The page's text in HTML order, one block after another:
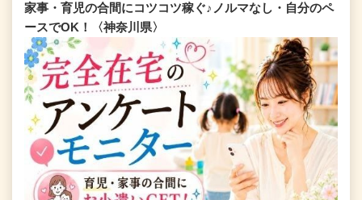
家事・育児の合間にコツコツ稼ぐ♪ノルマなし・自分のペ
ースでOK！〈神奈川県〉